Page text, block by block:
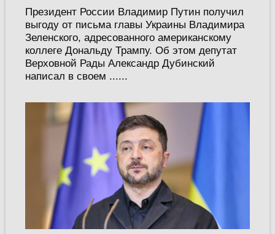
Президент России Владимир Путин получил
выгоду от письма главы Украины Владимира
Зеленского, адресованного американскому
коллеге Дональду Трампу. Об этом депутат
Верховной Рады Александр Дубинский
написал в своем ......